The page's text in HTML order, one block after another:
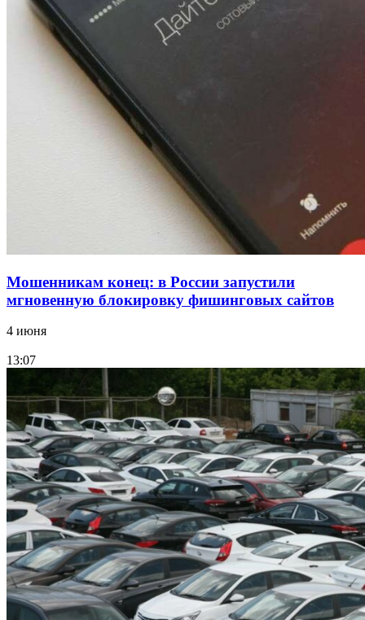
12:39
Сладкий праздник в Волгограде: в Центральном
парке прошёл фестиваль „Арбузный переполох“
Волгоградские компании нарастили экспорт:
заключены контракты на 3,6 млн долларов
Мошенникам конец: в России запустили
мгновенную блокировку фишинговых сайтов
4 июня
13:07